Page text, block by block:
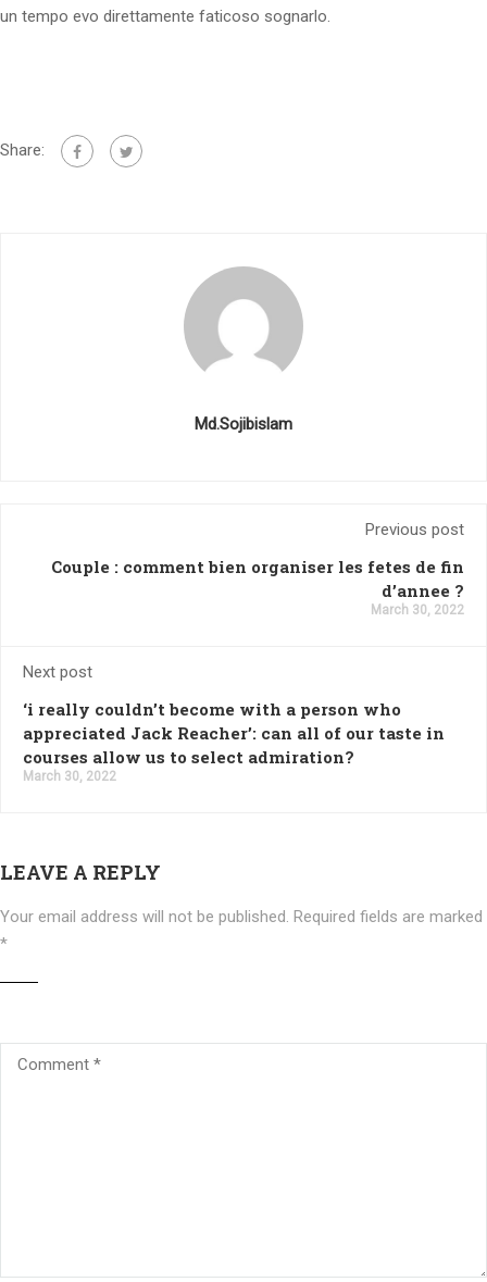
un tempo evo direttamente faticoso sognarlo.
Share:
Md.Sojibislam
Previous post
Couple : comment bien organiser les fetes de fin
d’annee ?
March 30, 2022
Next post
‘i really couldn’t become with a person who
appreciated Jack Reacher’: can all of our taste in
courses allow us to select admiration?
March 30, 2022
LEAVE A REPLY
Your email address will not be published. Required fields are marked
*